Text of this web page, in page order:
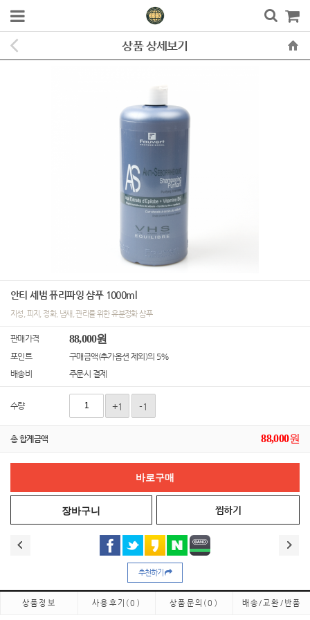
상품 상세보기
안티 세범 퓨리파잉 샴푸 1000ml
지성, 피지, 정화, 냄새, 관리를 위한 유분정화 샴푸
판매가격 88,000원
포인트
구매금액(추가옵션 제외)의 5%
배송비
주문시 결제
수량 +1 -1
총 합계금액 88,000원
찜하기
추천하기
상품정보 사용후기 (0) 상품문의 (0) 배송/교환/반품